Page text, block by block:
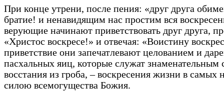
При конце утрени, после пения: «друг друга
братие! и ненавидящим нас простим вся
верующие начинают приветствовать друг друга,
«Христос воскресе!» и отвечая: «Воистину
приветствие они запечатлевают целованием и
пасхальных яиц, которые служат знаменательным
восстания из гроба, – воскресения жизни в самых
силою всемогущества Божия.